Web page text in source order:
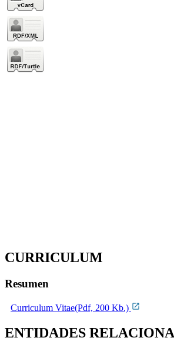
CURRICULUM
Resumen
Curriculum Vitae(Pdf, 200 Kb.)
ENTIDADES